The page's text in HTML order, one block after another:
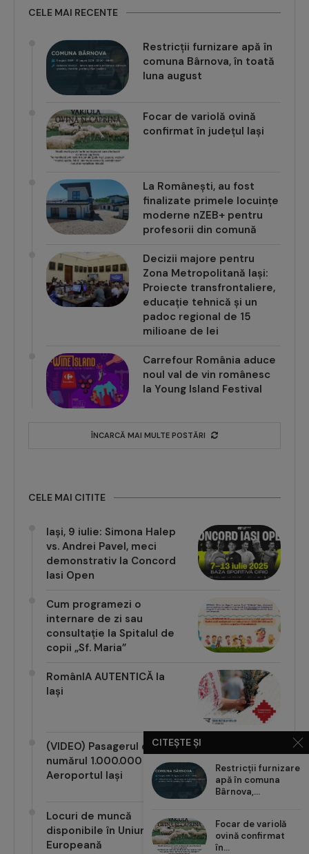
CELE MAI RECENTE
Restricții furnizare apă în
comuna Bârnova, în toată
luna august
Focar de variolă ovină
confirmat în județul Iași
La Românești, au fost
finalizate primele locuințe
moderne nZEB+ pentru
profesorii din comună
Decizii majore pentru
Zona Metropolitană Iași:
Proiecte transfrontaliere,
educație tehnică și un
padoc regional de 15
milioane de lei
Carrefour România aduce
noul val de vin românesc
la Young Island Festival
ÎNCARCĂ MAI MULTE POSTĂRI
CELE MAI CITITE
Iași, 9 iulie: Simona Halep
vs. Andrei Pavel, meci
demonstrativ la Concord
Iasi Open
Cum programezi o
internare de zi sau
consultație la Spitalul de
copii „Sf. Maria”
RomânIA AUTENTICĂ la
Iași
(VIDEO) Pasagerul cu
numărul 1.000.000 pe
Aeroportul Iași
Locuri de muncă
disponibile în Uniunea
Europeană
CITEȘTE ȘI
Restricții furnizare
apă în comuna
Bârnova,...
Focar de variolă
ovină confirmat
în...